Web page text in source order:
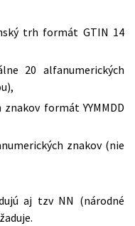
trh formát GTIN 14
20 alfanumerických
formát YYMMDD
znakov (nie
aj tzv NN (národné